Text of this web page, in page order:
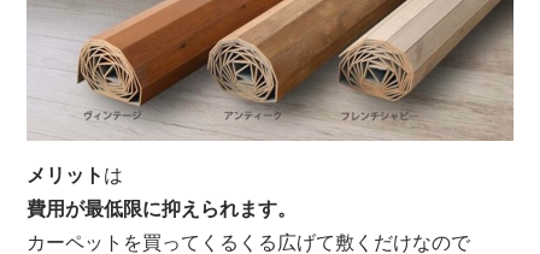
メリット は
費用が最低限に抑えられます。
カーペットを買ってくるくる広げて敷くだけなので